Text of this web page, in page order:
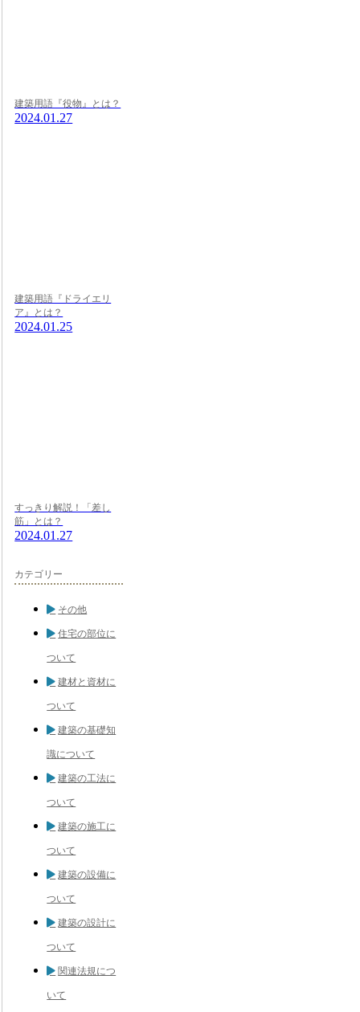
建築用語『役物』とは？
2024.01.27
建築用語『ドライエリ
ア』とは？
2024.01.25
すっきり解説！「差し
筋」とは？
2024.01.27
カテゴリー
その他
住宅の部位に
ついて
建材と資材に
ついて
建築の基礎知
識について
建築の工法に
ついて
建築の施工に
ついて
建築の設備に
ついて
建築の設計に
ついて
関連法規につ
いて